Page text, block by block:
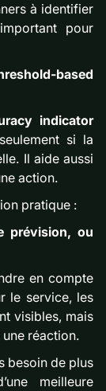
à identifier
pour
based
indicator
si la
Il aide aussi
action.
pratique :
prévision, ou
en compte
le service, les
visibles, mais
réaction.
besoin de plus
meilleure